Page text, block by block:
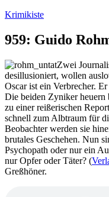
Zum
springen
Krimikiste
959: Guido
Zwei
desillusioniert, wollen
Oscar ist ein Verbrecher.
Die beiden Zyniker heuern
zu einer reißerischen
schnell zum Albtraum für
Beobachter werden sie
brutales Geschehen. Nun
Psychopath oder nur ein
nur Opfer oder Täter? (
Greßhöner.